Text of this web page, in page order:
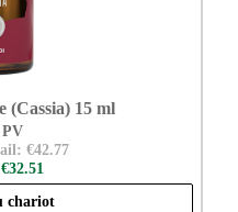
(Cassia) 15 ml
PV
€42.77
chariot